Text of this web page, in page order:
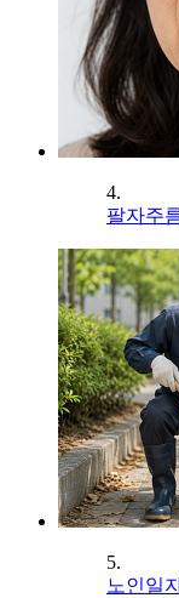
4.
팔자주
5.
노인일